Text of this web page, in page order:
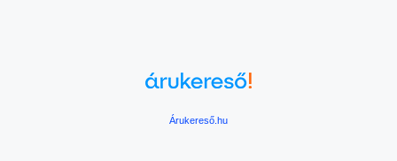
Árukereső.hu